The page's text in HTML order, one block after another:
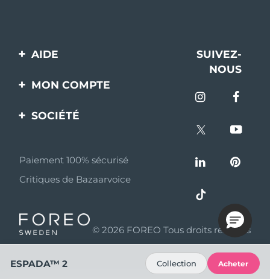
AIDE
Contactez-nous
livraisons
Questions et réponses
Informations sur la
SUIVEZ-
NOUS
MON COMPTE
Enregistrement produit
SOCIÉTÉ
Programme d’affiliation
Nouvelles d'affiliation
Partenaires
distributeurs
Conditions d'utilisation
Paiement 100% sécurisé
Critiques de Bazaarvoice
© 2026 FOREO Tous droits réservés
ESPADA™ 2 Collection Acheter